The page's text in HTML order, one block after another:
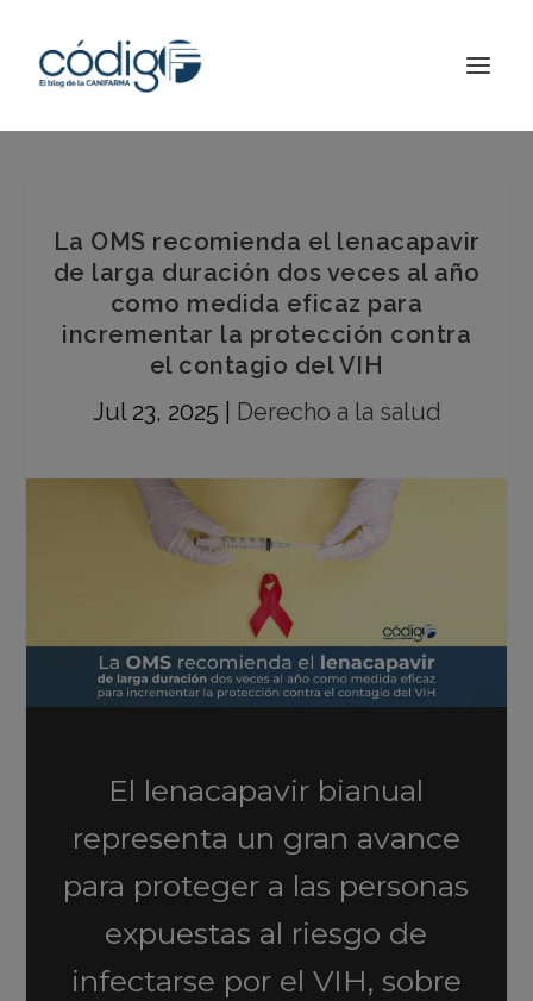
La OMS recomienda el lenacapavir
de larga duración dos veces al año
como medida eficaz para
incrementar la protección contra
el contagio del VIH
Jul 23, 2025
Derecho a la salud
El lenacapavir bianual
representa un gran avance
para proteger a las personas
expuestas al riesgo de
infectarse por el VIH, sobre